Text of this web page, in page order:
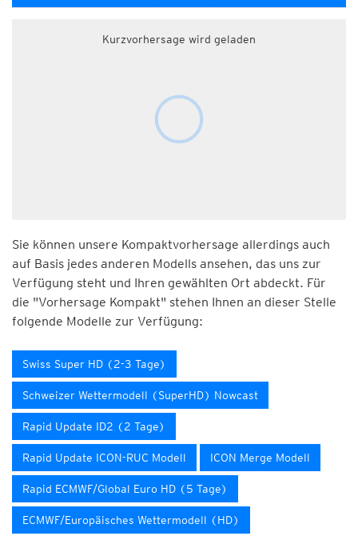
Kurzvorhersage wird geladen
Sie können unsere Kompaktvorhersage allerdings auch
auf Basis jedes anderen Modells ansehen, das uns zur
Verfügung steht und Ihren gewählten Ort abdeckt. Für
die "Vorhersage Kompakt" stehen Ihnen an dieser Stelle
folgende Modelle zur Verfügung:
Swiss Super HD (2-3 Tage)
Schweizer Wettermodell (SuperHD) Nowcast
Rapid Update ID2 (2 Tage)
Rapid Update ICON-RUC Modell ICON Merge Modell
Rapid ECMWF/Global Euro HD (5 Tage)
ECMWF/Europäisches Wettermodell (HD)